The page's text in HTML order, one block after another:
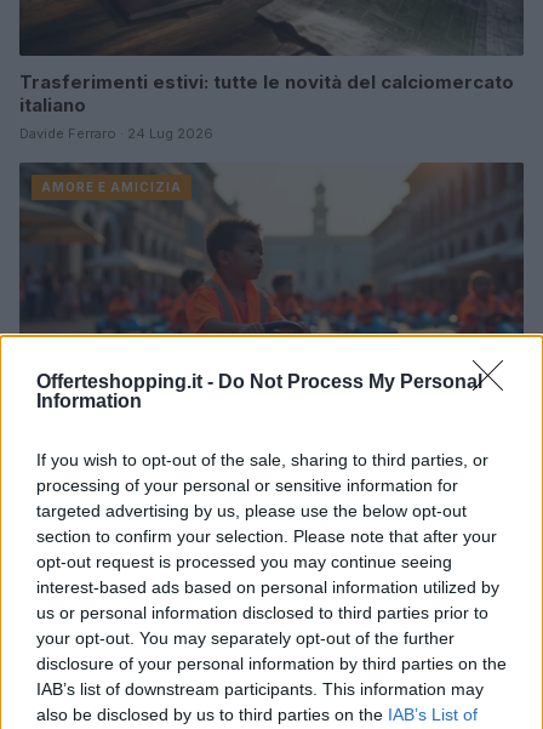
Offerteshopping.it - Do Not Process My Personal
Information
If you wish to opt-out of the sale, sharing to third parties, or
processing of your personal or sensitive information for
targeted advertising by us, please use the below opt-out
section to confirm your selection. Please note that after your
opt-out request is processed you may continue seeing
interest-based ads based on personal information utilized by
us or personal information disclosed to third parties prior to
your opt-out. You may separately opt-out of the further
disclosure of your personal information by third parties on the
IAB’s list of downstream participants. This information may
also be disclosed by us to third parties on the IAB’s List of
Trasferimenti estivi: tutte le novità del calciomercato
italiano
Davide Ferraro · 24 Lug 2026
AMORE E AMICIZIA
Giffoni Film Festival 2026: Sara Assicurazioni
Promuove la Sicurezza Stradale tra i Giovani
Cristian Castiglioni · 17 Lug 2026
AMORE E AMICIZIA